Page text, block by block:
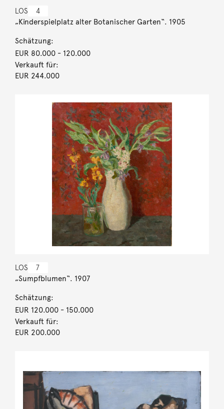
LOS 4
„Kinderspielplatz alter Botanischer Garten“. 1905
Schätzung:
EUR 80.000- 120.000
Verkauft für:
EUR 244.000
LOS 7
„Sumpfblumen“. 1907
Schätzung:
EUR 120.000- 150.000
Verkauft für:
EUR 200.000